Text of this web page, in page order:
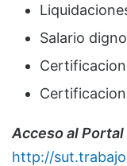
Salario digno
Acceso al Portal
http://